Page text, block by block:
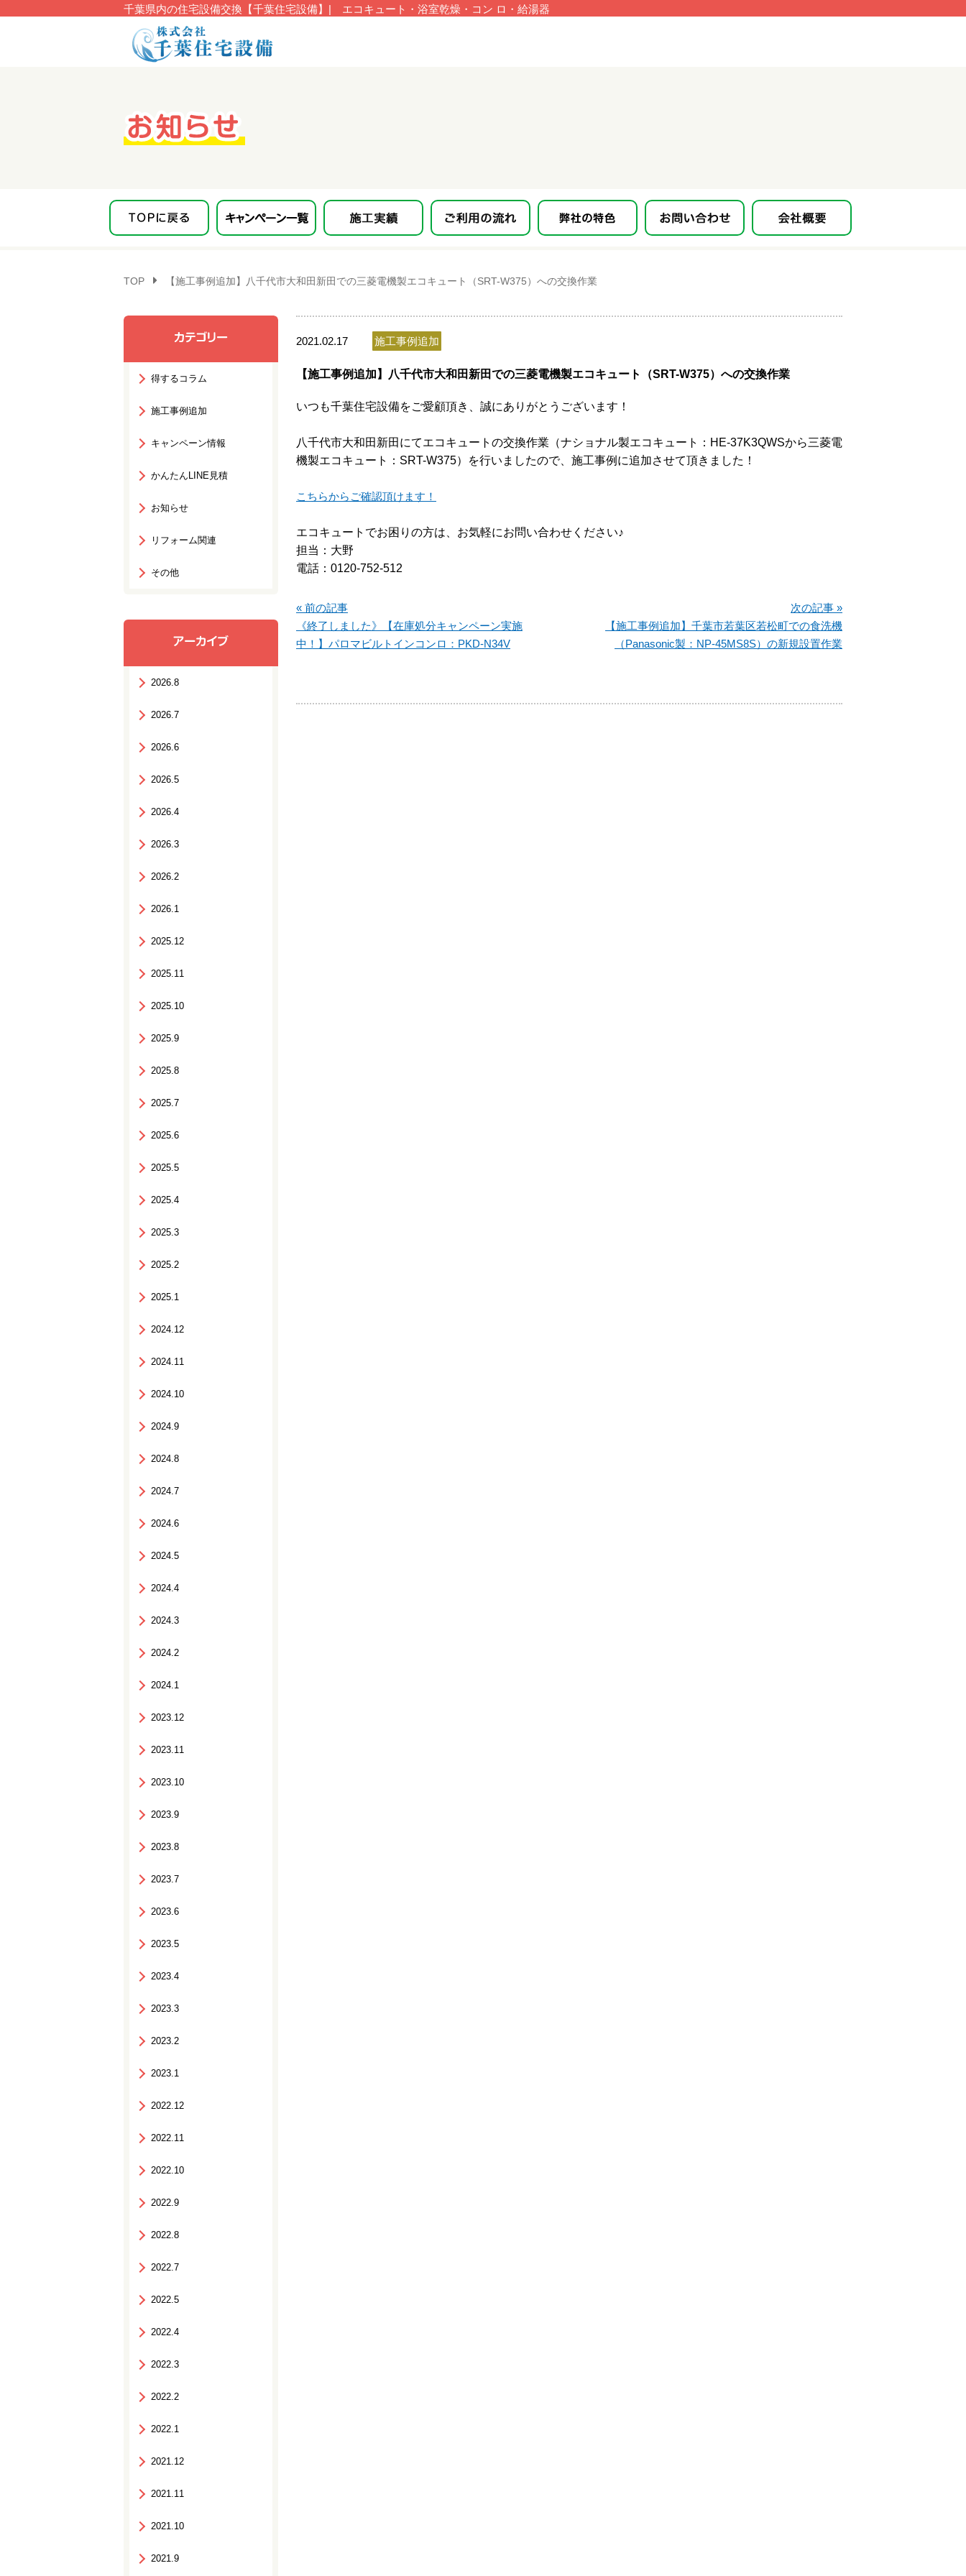
千葉県内の住宅設備交換【千葉住宅設備】| エコキュート・浴室乾燥・コン ロ・給湯器
TOP 【施工事例追加】八千代市大和田新田での三菱電機製エコキュート（SRT-W375）への交換作業
得するコラム
施工事例追加
キャンペーン情報
かんたんLINE見積
お知らせ
リフォーム関連
その他
2026.8
2026.7
2026.6
2026.5
2026.4
2026.3
2026.2
2026.1
2025.12
2025.11
2025.10
2025.9
2025.8
2025.7
2025.6
2025.5
2025.4
2025.3
2025.2
2025.1
2024.12
2024.11
2024.10
2024.9
2024.8
2024.7
2024.6
2024.5
2024.4
2024.3
2024.2
2024.1
2023.12
2023.11
2023.10
2023.9
2023.8
2023.7
2023.6
2023.5
2023.4
2023.3
2023.2
2023.1
2022.12
2022.11
2022.10
2022.9
2022.8
2022.7
2022.5
2022.4
2022.3
2022.2
2022.1
2021.12
2021.11
2021.10
2021.9
2021.02.17 施工事例追加
【施工事例追加】八千代市大和田新田での三菱電機製エコキュート（SRT-W375）への交換作業
いつも千葉住宅設備をご愛顧頂き、誠にありがとうございます！
八千代市大和田新田にてエコキュートの交換作業（ナショナル製エコキュート：HE-37K3QWSから三菱電
機製エコキュート：SRT-W375）を行いましたので、施工事例に追加させて頂きました！
こちらからご確認頂けます！
エコキュートでお困りの方は、お気軽にお問い合わせください♪
担当：大野
電話：0120-752-512
« 前の記事
《終了しました》【在庫処分キャンペーン実施
中！】パロマビルトインコンロ：PKD-N34V
次の記事 »
【施工事例追加】千葉市若葉区若松町での食洗機
（Panasonic製：NP-45MS8S）の新規設置作業